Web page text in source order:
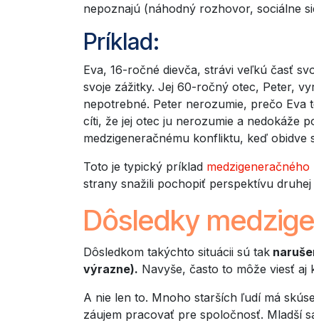
nepoznajú (náhodný rozhovor, sociálne
Príklad:
Eva, 16-ročné dievča, strávi veľkú časť
svoje zážitky. Jej 60-ročný otec, Peter,
nepotrebné. Peter nerozumie, prečo
cíti, že jej otec ju nerozumie a nedokáže
medzigeneračnému konfliktu, keď
Toto je typický príklad
strany snažili pochopiť perspektívu
Dôsledky
Dôsledkom takýchto situácii sú tak
výrazne). Navyše, často to môže viesť aj
A nie len to. Mnoho starších ľudí má
záujem pracovať pre spoločnosť. Mladší